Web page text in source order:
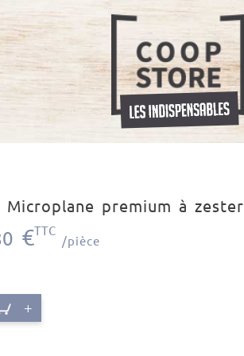
Microplane premium à zester
€TTC
/pièce
+